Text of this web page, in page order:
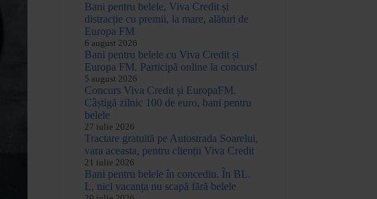
Bani pentru belele, Viva Credit și
distracție cu premii, la mare, alături de
Europa FM
6 august 2026
Bani pentru belele cu Viva Credit și
Europa FM. Participă online la concurs!
5 august 2026
Concurs Viva Credit și EuropaFM.
Câștigă zilnic 100 de euro, bani pentru
belele
27 iulie 2026
Tractare gratuită pe Autostrada Soarelui,
vara aceasta, pentru clienții Viva Credit
21 iulie 2026
Bani pentru belele în concediu. În BL.
L, nici vacanța nu scapă fără belele